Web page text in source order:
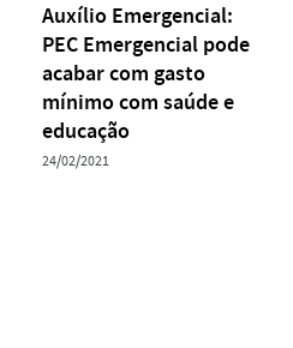
Auxílio Emergencial:
PEC Emergencial pode
acabar com gasto
mínimo com saúde e
educação
24/02/2021